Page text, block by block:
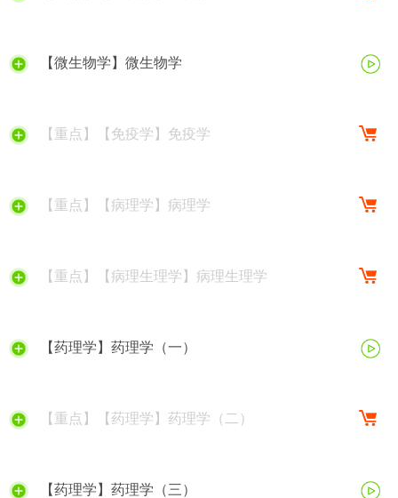
【微生物学】微生物学
【重点】【免疫学】免疫学
【重点】【病理学】病理学
【重点】【病理生理学】病理生理学
【药理学】药理学（一）
【重点】【药理学】药理学（二）
【药理学】药理学（三）